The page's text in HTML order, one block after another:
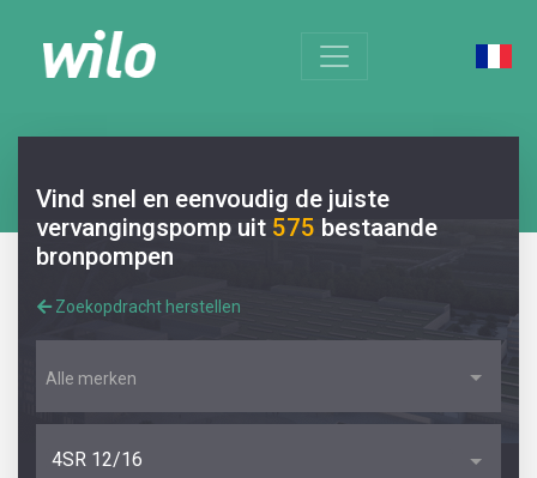
Vind snel en eenvoudig de juiste
vervangingspomp uit 575 bestaande
bronpompen
Zoekopdracht herstellen
Alle merken
4SR 12/16